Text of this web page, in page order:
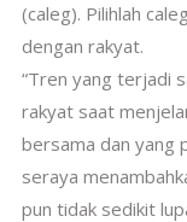
(caleg). Pilihlah
dengan rakyat.
“Tren yang terjadi
rakyat saat
bersama dan yang
seraya
pun tidak sedikit